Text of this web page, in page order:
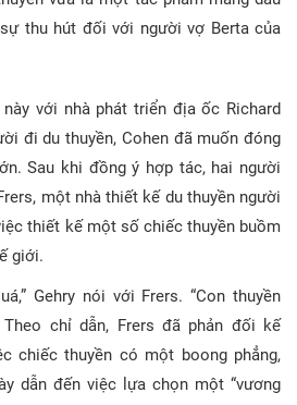
thu hút đối với người vợ Berta của
với nhà phát triển địa ốc Richard
đi du thuyền, Cohen đã muốn đóng
Sau khi đồng ý hợp tác, hai người
một nhà thiết kế du thuyền người
thiết kế một số chiếc thuyền buồm
giới.
Gehry nói với Frers. “Con thuyền
chỉ dẫn, Frers đã phản đối kế
chiếc thuyền có một boong phẳng,
dẫn đến việc lựa chọn một “vương